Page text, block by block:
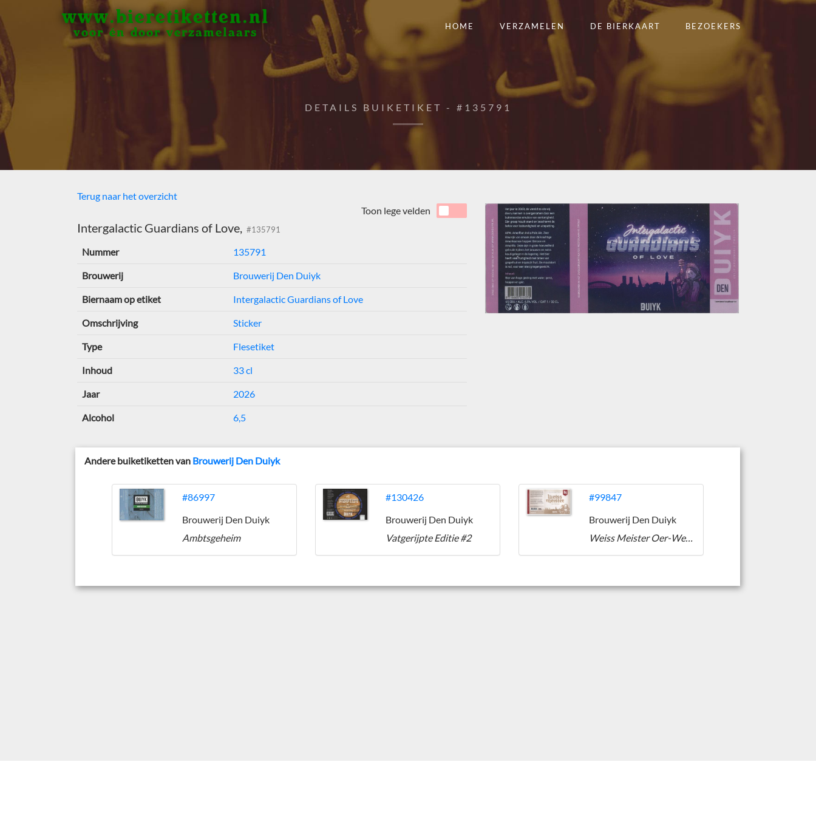
www.bieretiketten.nl
voor én door verzamelaars
HOME VERZAMELEN DE BIERKAART BEZOEKERS
DETAILS BUIKETIKET - #135791
Terug naar het overzicht
Intergalactic Guardians of Love, #135791
Toon lege velden
Nummer 135791
Brouwerij Brouwerij Den Duiyk
Biernaam op etiket Intergalactic Guardians of Love
Omschrijving Sticker
Type Flesetiket
Inhoud 33 cl
Jaar 2026
Alcohol 6,5
Andere buiketiketten van Brouwerij Den Duiyk
#86997
Brouwerij Den Duiyk
Ambtsgeheim
#130426
Brouwerij Den Duiyk
Vatgerijpte Editie #2
#99847
Brouwerij Den Duiyk
Weiss Meister Oer-Weizen